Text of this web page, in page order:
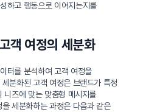
하고 행동으로 이어지는지를
객 여정의 세분화
터를 분석하여 고객 여정을
분화된 고객 여정은 브랜드가 특정
니즈에 맞는 맞춤형 메시지를
세분화하는 과정은 다음과 같은